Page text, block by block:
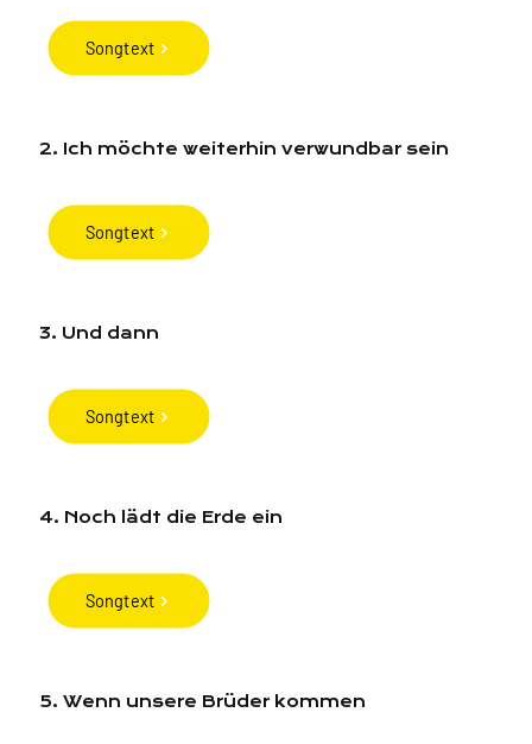
Songtext
2. Ich möchte weiterhin verwundbar sein
Songtext
3. Und dann
Songtext
4. Noch lädt die Erde ein
Songtext
5. Wenn unsere Brüder kommen